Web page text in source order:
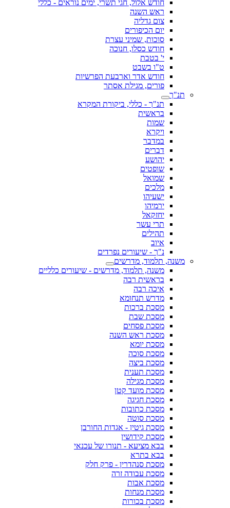
חודש אלול, חגי תשרי, ימים נוראים - כללי
ראש השנה
צום גדליה
יום הכיפורים
סוכות, שמיני עצרת
חודש כסלו, חנוכה
י' בטבת
ט"ו בשבט
חודש אדר וארבעת הפרשיות
פורים, מגילת אסתר
תנ"ך
תנ"ך - כללי, ביקורת המקרא
בראשית
שמות
ויקרא
במדבר
דברים
יהושע
שופטים
שמואל
מלכים
ישעיהו
ירמיהו
יחזקאל
תרי עשר
תהילים
איוב
נ"ך - שיעורים נפרדים
משנה, תלמוד, מדרשים
משנה, תלמוד, מדרשים - שיעורים כלליים
בראשית רבה
איכה רבה
מדרש תנחומא
מסכת ברכות
מסכת שבת
מסכת פסחים
מסכת ראש השנה
מסכת יומא
מסכת סוכה
מסכת ביצה
מסכת תענית
מסכת מגילה
מסכת מועד קטן
מסכת חגיגה
מסכת כתובות
מסכת סוטה
מסכת גיטין - אגדות החורבן
מסכת קידושין
בבא מציעא - תנורו של עכנאי
בבא בתרא
מסכת סנהדרין - פרק חלק
מסכת עבודה זרה
מסכת אבות
מסכת מנחות
מסכת בכורות